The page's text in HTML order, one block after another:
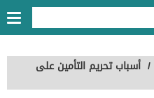
/ أسباب تحريم التأمين على